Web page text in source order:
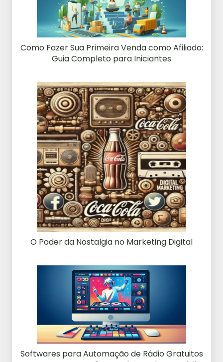
Como Fazer Sua Primeira Venda como Afiliado:
Guia Completo para Iniciantes
O Poder da Nostalgia no Marketing Digital
Softwares para Automação de Rádio Gratuitos